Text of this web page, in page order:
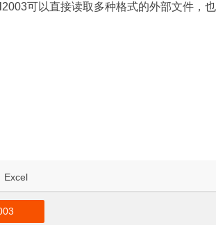
可以直接读取多种格式的外部文件，
Excel